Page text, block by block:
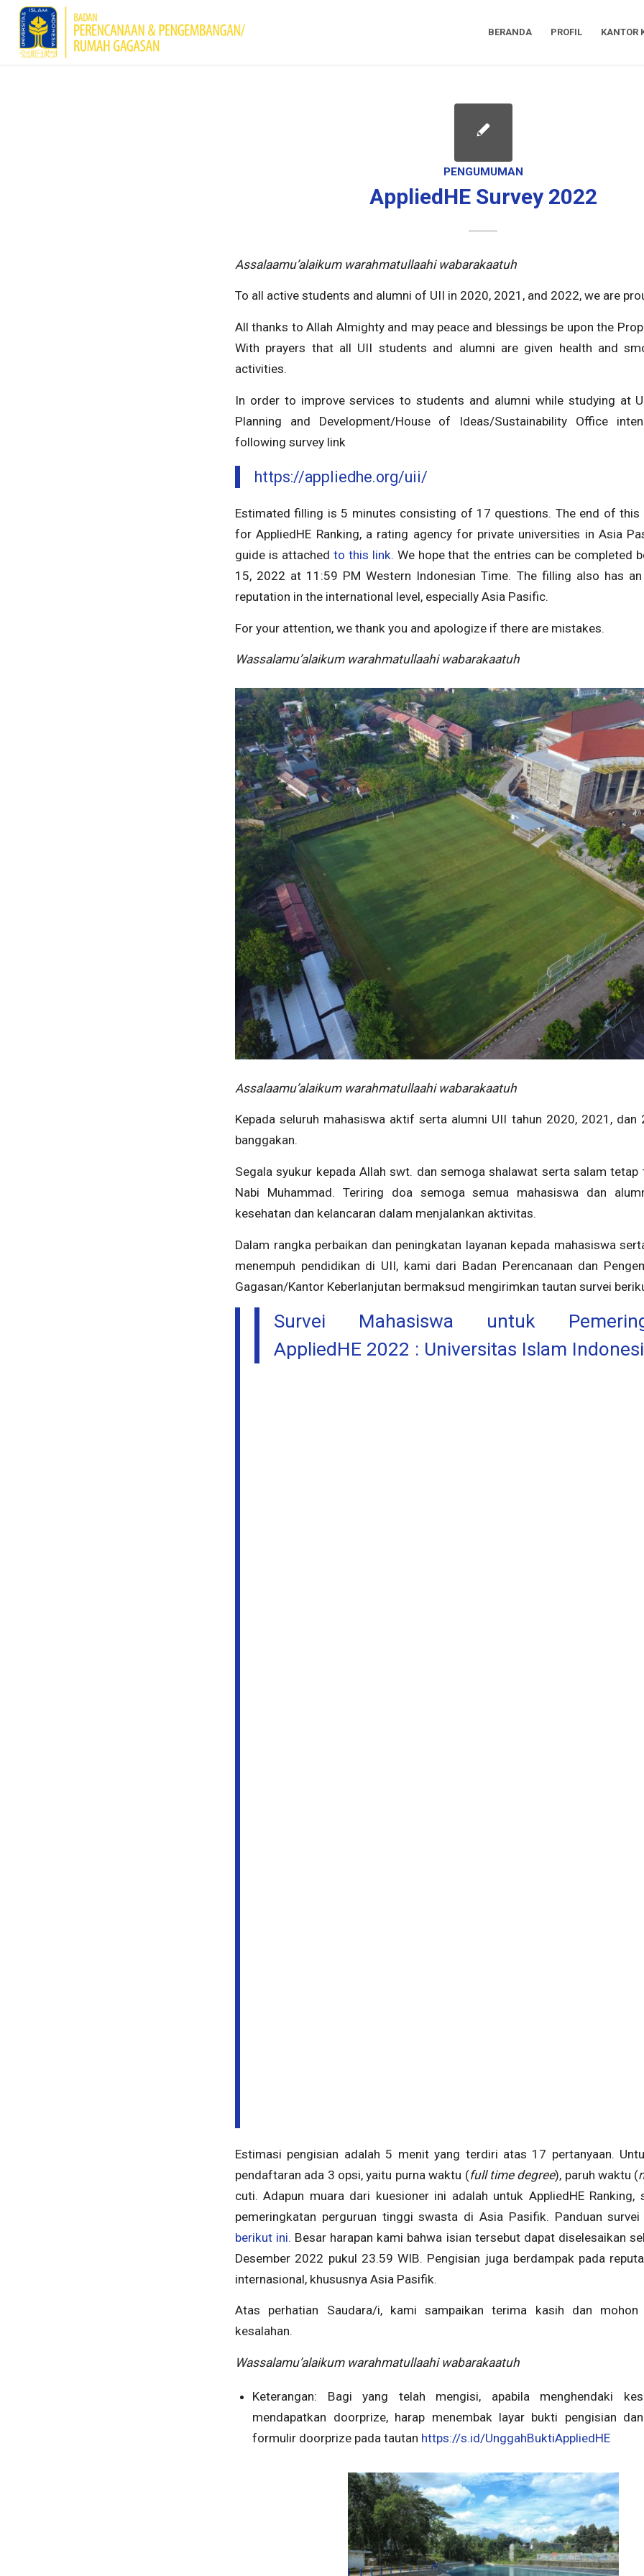
BERANDA PROFIL KANTOR
PENGUMUMAN
AppliedHE Survey 2022
Assalaamu’alaikum warahmatullaahi wabarakaatuh
To all active students and alumni of UII in 2020, 2021, and 2022, we are
All thanks to Allah Almighty and may peace and blessings be upon the
With prayers that all UII students and alumni are given health and
activities.
In order to improve services to students and alumni while studying at
Planning and Development/House of Ideas/Sustainability Office
following survey link
https://appliedhe.org/uii/
Estimated filling is 5 minutes consisting of 17 questions. The end of this
for AppliedHE Ranking, a rating agency for private universities in Asia
guide is attached to this link. We hope that the entries can be completed
15, 2022 at 11:59 PM Western Indonesian Time. The filling also has an
reputation in the international level, especially Asia Pasific.
For your attention, we thank you and apologize if there are mistakes.
Wassalamu’alaikum warahmatullaahi wabarakaatuh
Assalaamu’alaikum warahmatullaahi wabarakaatuh
Kepada seluruh mahasiswa aktif serta alumni UII tahun 2020, 2021, dan
banggakan.
Segala syukur kepada Allah swt. dan semoga shalawat serta salam tetap
Nabi Muhammad. Teriring doa semoga semua mahasiswa dan
kesehatan dan kelancaran dalam menjalankan aktivitas.
Dalam rangka perbaikan dan peningkatan layanan kepada mahasiswa
menempuh pendidikan di UII, kami dari Badan Perencanaan dan
Gagasan/Kantor Keberlanjutan bermaksud mengirimkan tautan survei
Survei Mahasiswa untuk
AppliedHE 2022 : Universitas Islam
Estimasi pengisian adalah 5 menit yang terdiri atas 17 pertanyaan.
pendaftaran ada 3 opsi, yaitu purna waktu (full time degree), paruh waktu (
cuti. Adapun muara dari kuesioner ini adalah untuk AppliedHE Ranking,
pemeringkatan perguruan tinggi swasta di Asia Pasifik. Panduan survei
berikut ini. Besar harapan kami bahwa isian tersebut dapat diselesaikan
Desember 2022 pukul 23.59 WIB. Pengisian juga berdampak pada
internasional, khususnya Asia Pasifik.
Atas perhatian Saudara/i, kami sampaikan terima kasih dan
kesalahan.
Wassalamu’alaikum warahmatullaahi wabarakaatuh
Keterangan: Bagi yang telah mengisi, apabila menghendaki
mendapatkan doorprize, harap menembak layar bukti pengisian
formulir doorprize pada tautan https://s.id/UnggahBuktiAppliedHE